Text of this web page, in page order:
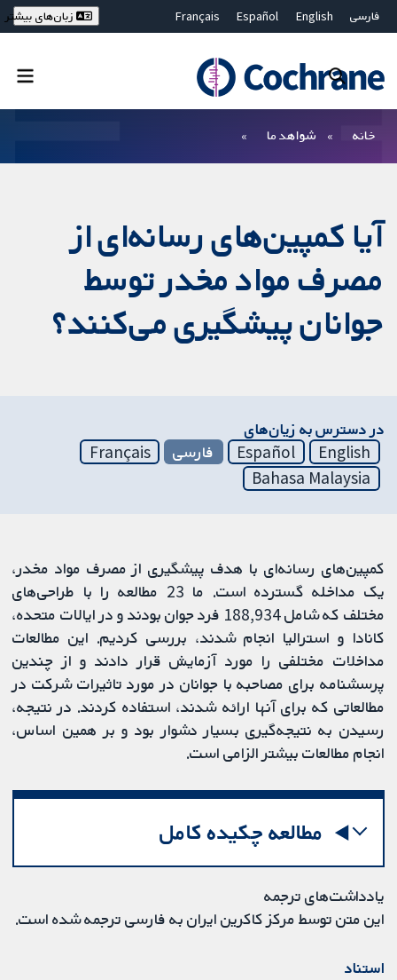
فارسی English
Español
Français
Bahasa Malaysia
ไทย
繁體中文
زبان‌های بیشتر
خانه شواهد ما
آیا کمپین‌های رسانه‌ای از
مصرف مواد مخدر توسط
جوانان پیشگیری می‌کنند؟
در دسترس به زیان‌های
English
Español فارسی
Français
Bahasa Malaysia
کمپین‌های رسانه‌ای با هدف پیشگیری از مصرف مواد مخدر،
یک مداخله گسترده است. ما 23 مطالعه را با طراحی‌های
مختلف که شامل 188,934 فرد جوان بودند و در ایالات متحده،
کانادا و استرالیا انجام شدند، بررسی کردیم. این مطالعات
مداخلات مختلفی را مورد آزمایش قرار دادند و از چندین
پرسشنامه برای مصاحبه با جوانان در مورد تاثیرات شرکت در
مطالعاتی که برای آنها ارائه شدند، استفاده کردند. در نتیجه،
رسیدن به نتیجه‌گیری بسیار دشوار بود و بر همین اساس،
انجام مطالعات بیشتر الزامی است.
مطالعه چکیده کامل
یادداشت‌های ترجمه
این متن توسط مرکز کاکرین ایران به فارسی ترجمه شده است.
استناد